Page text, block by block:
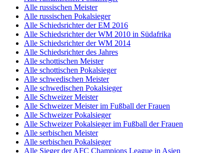
Alle russischen Meister
Alle russischen Pokalsieger
Alle Schiedsrichter der EM 2016
Alle Schiedsrichter der WM 2010 in Südafrika
Alle Schiedsrichter der WM 2014
Alle Schiedsrichter des Jahres
Alle schottischen Meister
Alle schottischen Pokalsieger
Alle schwedischen Meister
Alle schwedischen Pokalsieger
Alle Schweizer Meister
Alle Schweizer Meister im Fußball der Frauen
Alle Schweizer Pokalsieger
Alle Schweizer Pokalsieger im Fußball der Frauen
Alle serbischen Meister
Alle serbischen Pokalsieger
Alle Sieger der AFC Champions League in Asien